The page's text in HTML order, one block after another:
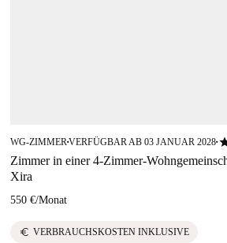
WG-ZIMMER■VERFÜGBAR AB 03 JANUAR 2028■
Zimmer in einer 4-Zimmer-
Xira
550 €/Monat
euro VERBRAUCHSKOSTEN INKLUSIVE